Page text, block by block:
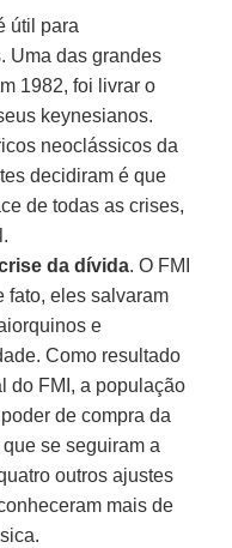
útil para
Uma das grandes
1982, foi livrar o
keynesianos.
neoclássicos da
decidiram é que
de todas as crises,
da dívida. O FMI
fato, eles salvaram
e
Como resultado
do FMI, a população
de compra da
se seguiram a
outros ajustes
mais de